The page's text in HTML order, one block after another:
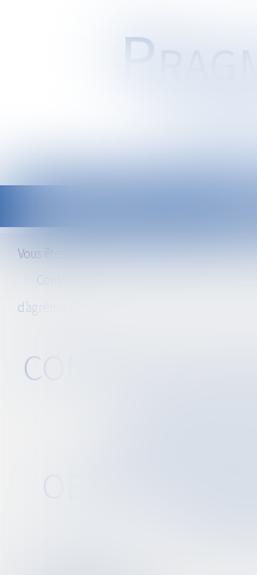
P
Vous êtes ici :
d’agrément
OBLIGATOIRE